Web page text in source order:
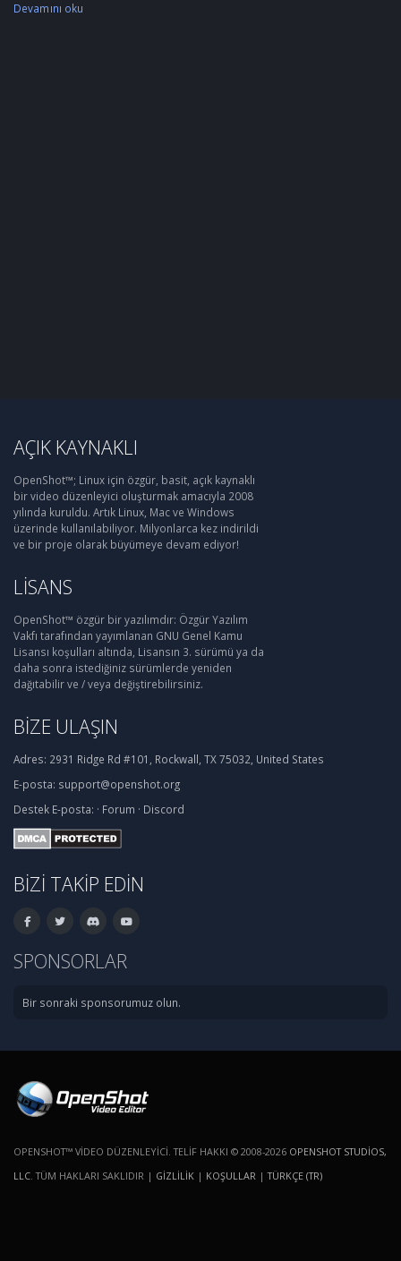
Devamını oku
AÇIK KAYNAKLI
OpenShot™; Linux için özgür, basit, açık kaynaklı
bir video düzenleyici oluşturmak amacıyla 2008
yılında kuruldu. Artık Linux, Mac ve Windows
üzerinde kullanılabiliyor. Milyonlarca kez indirildi
ve bir proje olarak büyümeye devam ediyor!
LISANS
OpenShot™ özgür bir yazılımdır: Özgür Yazılım
Vakfı tarafından yayımlanan GNU Genel Kamu
Lisansı koşulları altında, Lisansın 3. sürümü ya da
daha sonra istediğiniz sürümlerde yeniden
dağıtabilir ve / veya değiştirebilirsiniz.
BIZE ULAŞIN
Adres: 2931 Ridge Rd #101, Rockwall, TX 75032, United States
E-posta: support@openshot.org
Destek E-posta: · Forum · Discord
BIZI TAKIP EDIN
SPONSORLAR
Bir sonraki sponsorumuz olun.
OPENSHOT™ VIDEO DÜZENLEYICI. TELIF HAKKI © 2008-2026 OPENSHOT STUDIOS,
LLC . TÜM HAKLARI SAKLIDIR | GIZLILIK | KOŞULLAR |TÜRKÇE (TR)